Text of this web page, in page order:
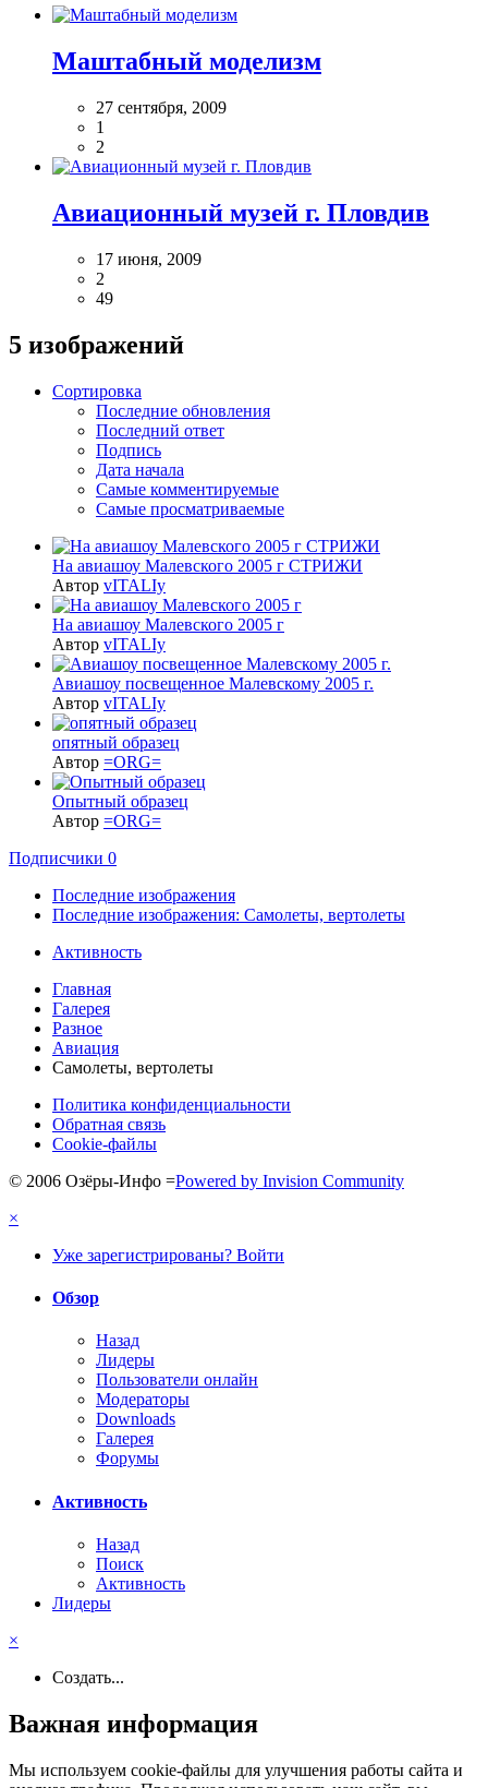
Маштабный моделизм
27 сентября, 2009
1
2
Авиационный музей г. Пловдив
17 июня, 2009
2
49
5 изображений
Сортировка
Последние обновления
Последний ответ
Подпись
Дата начала
Самые комментируемые
Самые просматриваемые
На авиашоу Малевского 2005 г СТРИЖИ
Автор vITALIy
На авиашоу Малевского 2005 г
Автор vITALIy
Авиашоу посвещенное Малевскому 2005 г.
Автор vITALIy
опятный образец
Автор =ORG=
Опытный образец
Автор =ORG=
Подписчики 0
Последние изображения
Последние изображения: Самолеты, вертолеты
Активность
Главная
Галерея
Разное
Авиация
Самолеты, вертолеты
Политика конфиденциальности
Обратная связь
Cookie-файлы
© 2006 Озёры-Инфо =Powered by Invision Community
×
Уже зарегистрированы? Войти
Обзор
Назад
Лидеры
Пользователи онлайн
Модераторы
Downloads
Галерея
Форумы
Активность
Назад
Поиск
Активность
Лидеры
×
Создать...
Важная информация
Мы используем cookie-файлы для улучшения работы сайта и